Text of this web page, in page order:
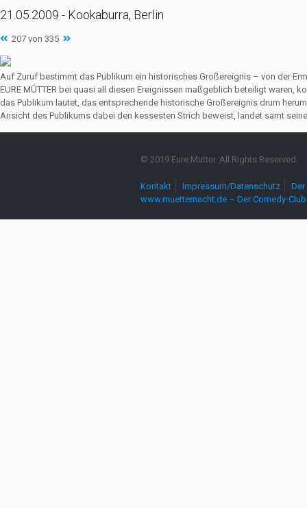
21.05.2009 - Kookaburra, Berlin
207 von 335
Auf Zuruf bestimmt das Publikum ein historisches Großereignis – von der
EURE MÜTTER bei quasi all diesen Ereignissen maßgeblich beteiligt waren,
das Publikum lautet, das entsprechende historische Großereignis drum
Ansicht des Publikums dabei den kessesten Strich beweist, landet samt
© 2019 Eure Mütter. All Rights Reserved.
Kontakt Impressum/Datenschutz
www.muetternacht.de – Der Comedy-Club